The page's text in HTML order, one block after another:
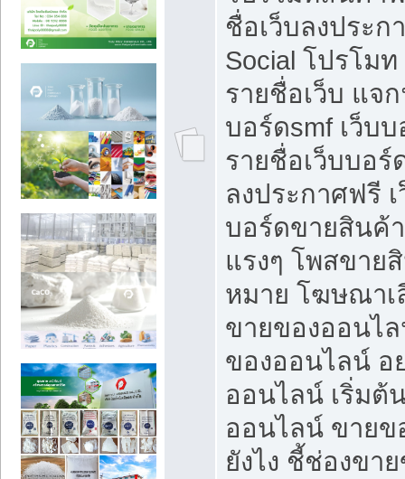
ชื่อเว็บลงประ
Social โปรโม
รายชื่อเว็บ แจ
บอร์ดsmf เว็บ
รายชื่อเว็บบอ
ลงประกาศฟรี
บอร์ดขายสินค้
แรงๆ โพสขาย
หมาย โฆษณาเ
ขายของออนไ
ของออนไลน์ อ
ออนไลน์ เริ่มต้
ออนไลน์ ขายข
ยังไง ชี้ช่องขา